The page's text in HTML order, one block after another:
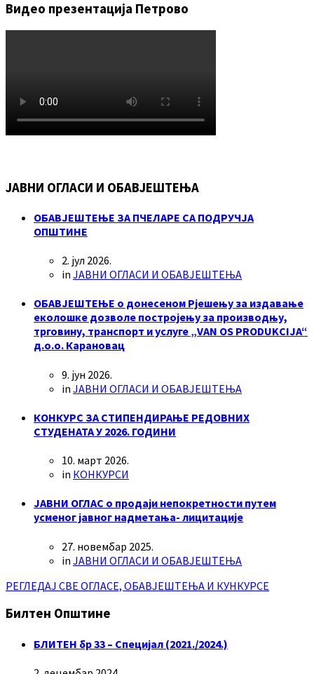
Видео презентација Петрово
ЈАВНИ ОГЛАСИ И ОБАВЈЕШТЕЊА
ОБАВЈЕШТЕЊЕ ЗА ПЧЕЛАРЕ СА ПОДРУЧЈА
ОПШТИНЕ
2. јул 2026.
in ЈАВНИ ОГЛАСИ И ОБАВЈЕШТЕЊА
ОБАВЈЕШТЕЊЕ о донесеном Рјешењу за издавање
еколошке дозволе постројењу за производњу,
трговину, транспорт и услуге „VAN OS PRODUKCIJA“
д.о.о. Карановац
9. јун 2026.
in ЈАВНИ ОГЛАСИ И ОБАВЈЕШТЕЊА
КОНКУРС ЗА СТИПЕНДИРАЊЕ РЕДОВНИХ
СТУДЕНАТА У 2026. ГОДИНИ
10. март 2026.
in КОНКУРСИ
ЈАВНИ ОГЛАС о продаји непокретности путем
усменог јавног надметања- лицитације
27. новембар 2025.
in ЈАВНИ ОГЛАСИ И ОБАВЈЕШТЕЊА
РЕГЛЕДАЈ СВЕ ОГЛАСЕ, ОБАВЈЕШТЕЊА И КУНКУРСЕ
Билтен Општине
БЛИТЕН бр 33 – Специјал (2021./2024.)